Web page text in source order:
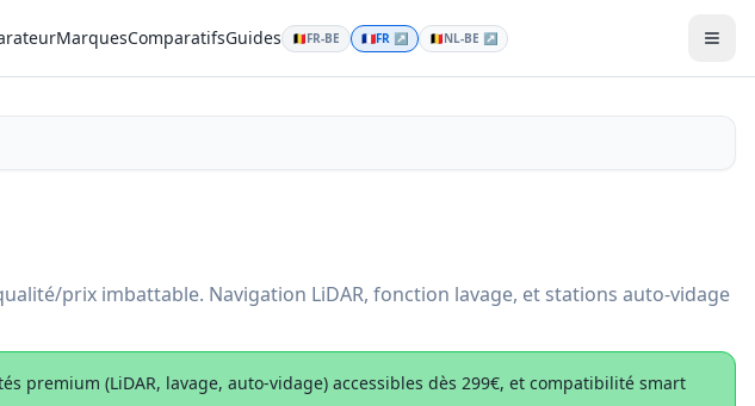
MarquesComparatifsGuides 🇧🇪FR-BE 🇫🇷FR ↗ 🇧🇪NL-BE ↗
prix imbattable. Navigation LiDAR, fonction lavage, et stations auto-vidage
premium (LiDAR, lavage, auto-vidage) accessibles dès 299€, et compatibilité smart